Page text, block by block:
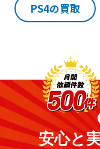
PS4の買取
安心と